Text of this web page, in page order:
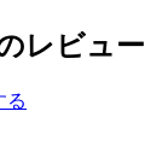
レビュー
る